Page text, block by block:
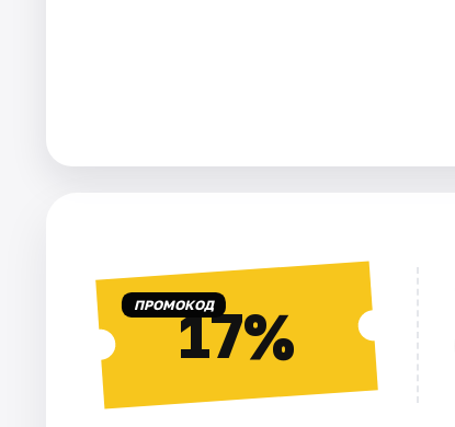
ПРОМОКОД17%